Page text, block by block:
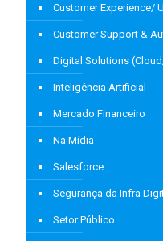
Customer Experience/
Customer Support &
Digital Solutions
Inteligência Artificial
Mercado Financeiro
Na Mídia
Salesforce
Segurança da Infra
Setor Público